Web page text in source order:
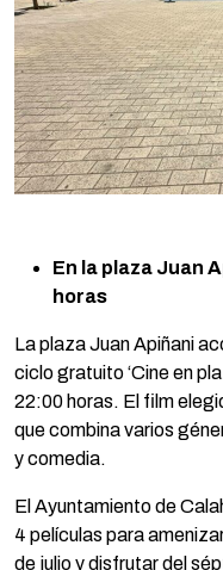
En la plaza Juan
horas
La plaza Juan Apiñani
ciclo gratuito ‘Cine en
22:00 horas. El film
que combina varios
y comedia.
El Ayuntamiento de
4 películas para
de julio y disfrutar del